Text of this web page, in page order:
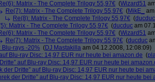
Matrix - The Complete Trilogy 55,97€ (Wizard51
Re(7): Matrix - The Complete Trilogy 55,97€ (MikE_
Re(8): Matrix - The Complete Trilogy 55,97€ (ducduc
Matrix - The Complete Trilogy 55,97€ (ducduc am
Matrix - The Complete Trilogy 55,97€ (Wizard51
Re(7): Matrix - The Complete Trilogy 55,97€ (ducduc
Blu-rays -20% (DJ Mastakilla am 04.12.2008, 12:08:09)
Blu-ray Disc: 14,97 EUR nur heute bei amazon.de (
auf Blu-ray Disc: 14,97 EUR nur heute bei
der Dritte” auf Blu-ray Disc: 14,97 EUR nur heute bei
der Dritte” auf Blu-ray Disc: 14,97 EUR nur heute bei